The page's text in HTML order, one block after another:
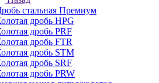
стальная Премиум
дробь HPG
дробь PRF
дробь FTR
дробь STM
дробь SRF
дробь PRW